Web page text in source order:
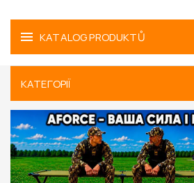
KATALOG PRODUKTŮ
КАТЕГОРІЇ